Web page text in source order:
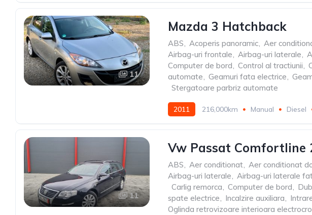
11
Mazda 3 Hatchback
ABS, Acoperis panoramic, Aer
Airbag-uri frontale, Airbag-uri laterale,
Computer de bord, Control al tractiunii,
automate, Geamuri fata electrice,
Stergatoare parbriz automate
2011 216,000km Manual Diesel
11
Vw Passat Comfortline
ABS, Aer conditionat, Aer conditionat
Airbag-uri laterale, Airbag-uri laterale
Carlig remorca, Computer de bord,
spate electrice, Incalzire auxiliara,
Oglinda retrovizoare interioara